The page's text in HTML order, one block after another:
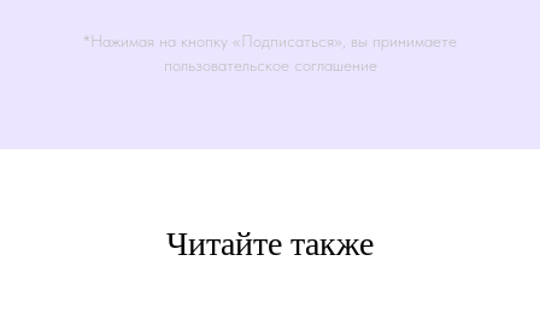
*Нажимая на кнопку «Подписаться», вы принимаете
пользовательское соглашение
Читайте также